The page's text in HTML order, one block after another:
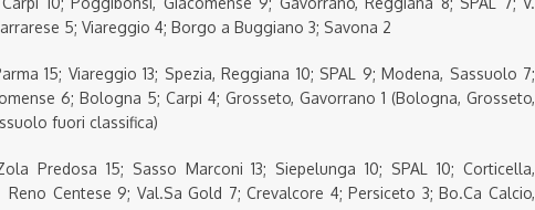
5; Viareggio 4; Borgo a Buggiano 3; Savona 2
15; Viareggio 13; Spezia, Reggiana 10; SPAL 9; Modena, Sassuolo 7;
6; Bologna 5; Carpi 4; Grosseto, Gavorrano 1 (Bologna, Grosseto,
fuori classifica)
Predosa 15; Sasso Marconi 13; Siepelunga 10; SPAL 10; Corticella,
Centese 9; Val.Sa Gold 7; Crevalcore 4; Persiceto 3; Bo.Ca Calcio,